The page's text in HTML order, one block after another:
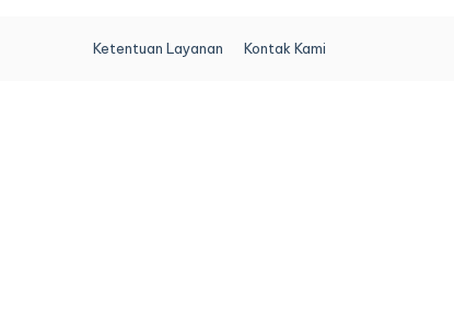
Ketentuan Layanan Kontak Kami